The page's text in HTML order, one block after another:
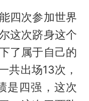
四次参加世界
这次跻身这个
了属于自己的
共出场13次，
是四强，这次